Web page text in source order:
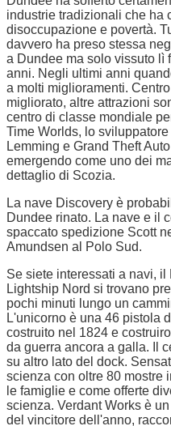
industrie tradizionali che ha
disoccupazione e povertà.
davvero ha preso stessa
a Dundee ma solo vissuto lì
anni. Negli ultimi anni
a molti miglioramenti.
migliorato, altre attrazioni
centro di classe mondiale
Time Worlds, lo
Lemming e Grand Theft
emergendo come uno dei
dettaglio di Scozia.
La nave Discovery è
Dundee rinato. La nave e il
spaccato spedizione Scott
Amundsen al Polo Sud.
Se siete interessati a navi,
Lightship Nord si trovano
pochi minuti lungo un
L'unicorno è una 46 pistola
costruito nel 1824 e
da guerra ancora a galla. Il
su altro lato del dock.
scienza con oltre 80 mostre
le famiglie e come offerte
scienza. Verdant Works è
del vincitore dell'anno,